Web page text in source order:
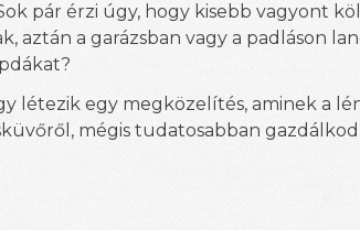
pár érzi úgy, hogy kisebb vagyont
aztán a garázsban vagy a padláson
létezik egy megközelítés, aminek a
mégis tudatosabban